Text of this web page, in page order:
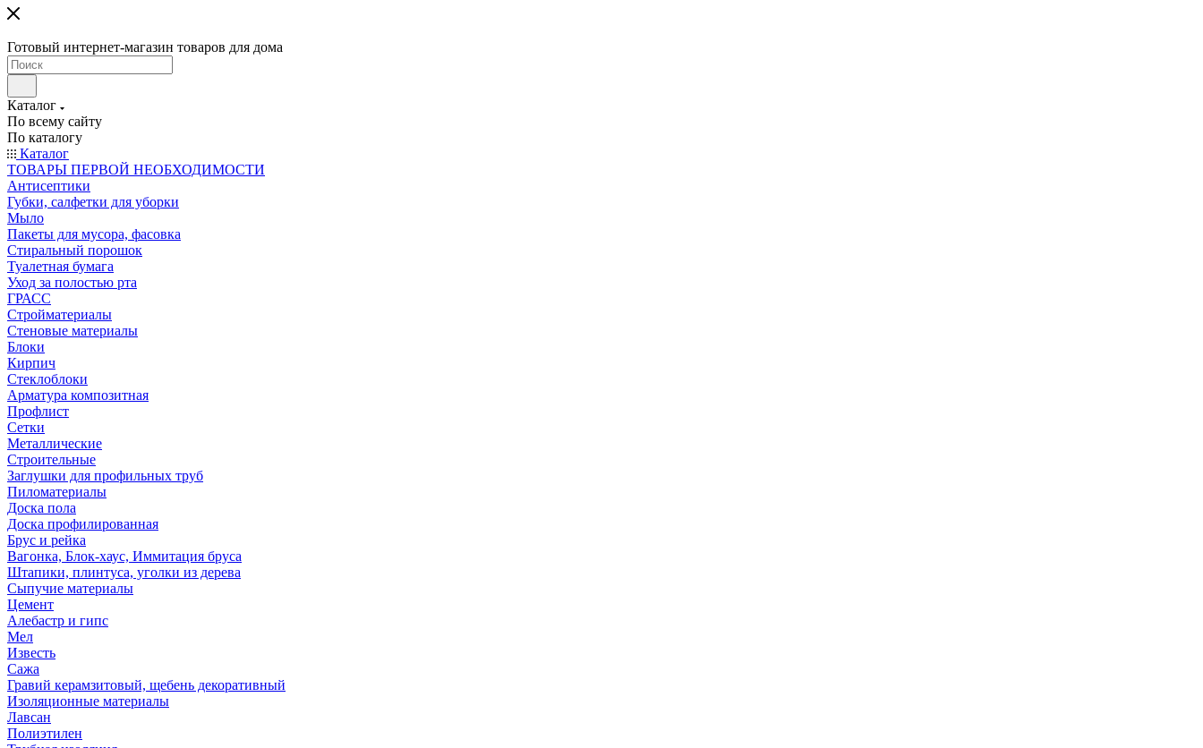
Готовый интернет-магазин товаров для дома
Каталог
По всему сайту
По каталогу
Каталог
ТОВАРЫ ПЕРВОЙ НЕОБХОДИМОСТИ
Антисептики
Губки, салфетки для уборки
Мыло
Пакеты для мусора, фасовка
Стиральный порошок
Туалетная бумага
Уход за полостью рта
ГРАСС
Стройматериалы
Стеновые материалы
Блоки
Кирпич
Стеклоблоки
Арматура композитная
Профлист
Сетки
Металлические
Строительные
Заглушки для профильных труб
Пиломатериалы
Доска пола
Доска профилированная
Брус и рейка
Вагонка, Блок-хаус, Иммитация бруса
Штапики, плинтуса, уголки из дерева
Сыпучие материалы
Цемент
Алебастр и гипс
Мел
Известь
Сажа
Гравий керамзитовый, щебень декоративный
Изоляционные материалы
Лавсан
Полиэтилен